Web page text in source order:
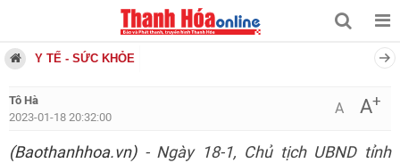
Y TẾ - SỨC KHỎE
Tô Hà
2023-01-18 20:32:00
A A+
(Baothanhhoa.vn)- Ngày 18-1, Chủ tịch UBND tỉnh